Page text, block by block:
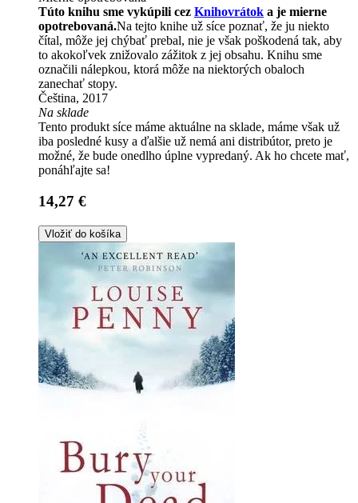
Túto knihu sme vykúpili cez Knihovrátok a je mierne
opotrebovaná.Na tejto knihe už síce poznať, že ju niekto
čítal, môže jej chýbať prebal, nie je však poškodená tak, aby
to akokoľvek znižovalo zážitok z jej obsahu. Knihu sme
označili nálepkou, ktorá môže na niektorých obaloch
zanechať stopy.
Čeština, 2017
Na sklade
Tento produkt síce máme aktuálne na sklade, máme však už
iba posledné kusy a ďalšie už nemá ani distribútor, preto je
možné, že bude onedlho úplne vypredaný. Ak ho chcete mať,
ponáhľajte sa!
14,27 €
Vložiť do košíka